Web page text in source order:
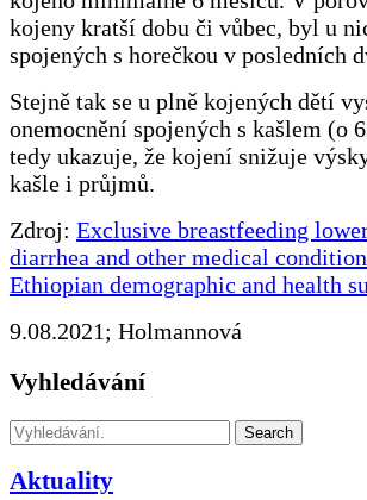
kojeny kratší dobu či vůbec, byl u
spojených s horečkou v posledních
Stejně tak se u plně kojených dětí
onemocnění spojených s kašlem (o
tedy ukazuje, že kojení snižuje
kašle i průjmů.
Zdroj: Exclusive breastfeeding
diarrhea and other medical
Ethiopian demographic and health
9.08.2021; Holmannová
Vyhledávání
Search
Aktuality